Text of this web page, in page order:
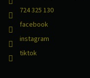
724 325 130
facebook
instagram
tiktok